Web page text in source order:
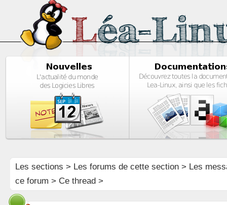
Les sections > Les forums de cette section> Les
ce forum > Ce thread >